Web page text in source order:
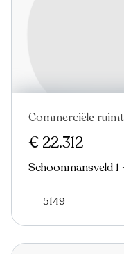
Commerciële
€ 22.312
Schoonmansveld
5149